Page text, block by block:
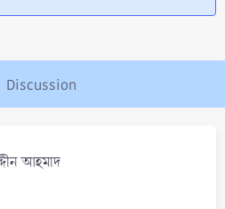
o
d
a
Discussion
আহমাদ